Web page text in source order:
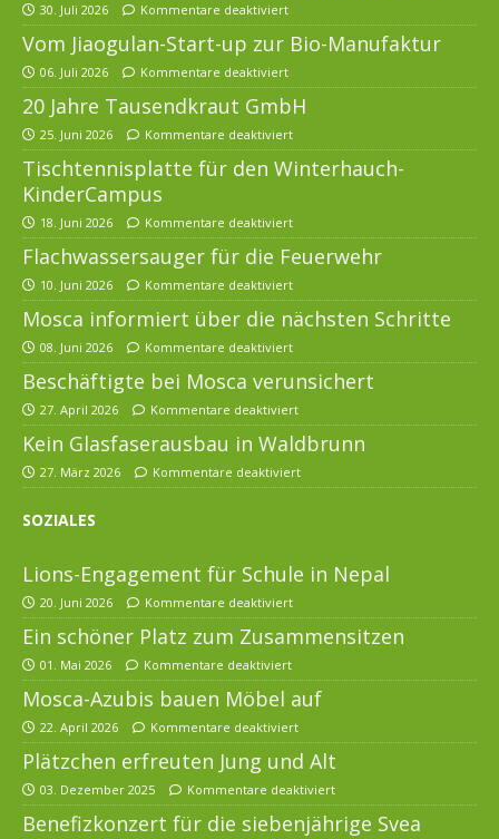
30. Juli 2026 Kommentare deaktiviert
Vom Jiaogulan-Start-up zur Bio-Manufaktur
06. Juli 2026 Kommentare deaktiviert
20 Jahre Tausendkraut GmbH
25. Juni 2026 Kommentare deaktiviert
Tischtennisplatte für den Winterhauch-
KinderCampus
18. Juni 2026 Kommentare deaktiviert
Flachwassersauger für die Feuerwehr
10. Juni 2026 Kommentare deaktiviert
Mosca informiert über die nächsten Schritte
08. Juni 2026 Kommentare deaktiviert
Beschäftigte bei Mosca verunsichert
27. April 2026 Kommentare deaktiviert
Kein Glasfaserausbau in Waldbrunn
27. März 2026 Kommentare deaktiviert
SOZIALES
Lions-Engagement für Schule in Nepal
20. Juni 2026 Kommentare deaktiviert
Ein schöner Platz zum Zusammensitzen
01. Mai 2026 Kommentare deaktiviert
Mosca-Azubis bauen Möbel auf
22. April 2026 Kommentare deaktiviert
Plätzchen erfreuten Jung und Alt
03. Dezember 2025 Kommentare deaktiviert
Benefizkonzert für die siebenjährige Svea